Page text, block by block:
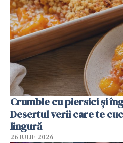
Crumble cu piersici și
Desertul verii care te
lingură
26 IULIE 2026